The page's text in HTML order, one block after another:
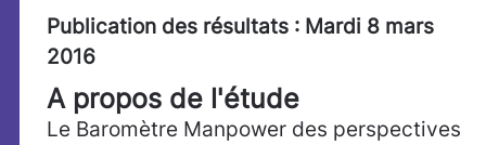
Publication des résultats : Mardi 8 mars
2016
A propos de l'étude
Le Baromètre Manpower des perspectives